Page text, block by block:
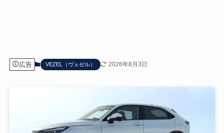
広告 VEZEL（ヴェゼル） 2026年8月3日